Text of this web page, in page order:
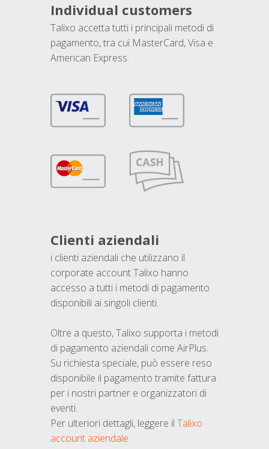
Individual customers
Talixo accetta tutti i principali metodi di
pagamento, tra cui MasterCard, Visa e
American Express.
Clienti aziendali
i clienti aziendali che utilizzano il
corporate account Talixo hanno
accesso a tutti i metodi di pagamento
disponibili ai singoli clienti.
Oltre a questo, Talixo supporta i metodi
di pagamento aziendali come AirPlus.
Su richiesta speciale, può essere reso
disponibile il pagamento tramite fattura
per i nostri partner e organizzatori di
eventi.
Per ulteriori dettagli, leggere il Talixo
account aziendale